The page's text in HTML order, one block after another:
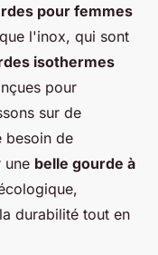
pour femmes
l'inox, qui sont
isothermes
pour
sur de
besoin de
une belle gourde à
durabilité tout en